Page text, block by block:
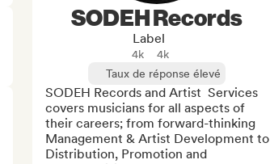
SODEH Records
Label
4k
4k
Taux de réponse élevé
SODEH Records and Artist  Services
covers musicians for all aspects of
their careers; from forward-thinking
Management & Artist Development to
Distribution, Promotion and